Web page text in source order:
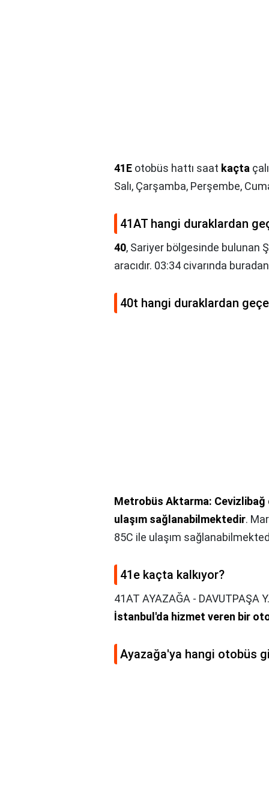
41E otobüs hattı saat kaçta
Salı, Çarşamba, Perşembe,
41AT hangi duraklardan
40, Sariyer bölgesinde bulunan
aracıdır. 03:34 civarında
40t hangi duraklardan
Metrobüs Aktarma: Cevizlibağ
ulaşım sağlanabilmektedir.
85C ile ulaşım
41e kaçta kalkıyor?
41AT AYAZAĞA - DAVUTPAŞA
İstanbul'da hizmet veren bir
Ayazağa'ya hangi otobüs